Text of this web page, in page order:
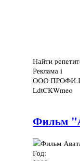
Найти
Реклама i
ООО
LdtCKWmeo
Фильм
Год: